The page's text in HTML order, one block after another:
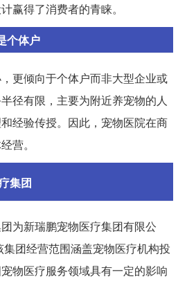
赢得了消费者的青睐。
个体户
更倾向于个体户而非大型企业或
径有限，主要为附近养宠物的人
经验传授。因此，宠物医院在商
营。
集团
为新瑞鹏宠物医疗集团有限公
团经营范围涵盖宠物医疗机构投
物医疗服务领域具有一定的影响